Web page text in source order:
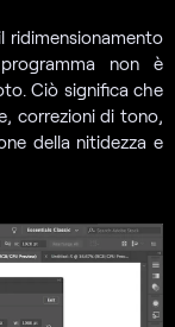
ridimensionamento
non è
Ciò significa che
correzioni di tono,
della nitidezza e